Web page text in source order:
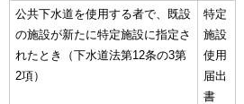
公共下水道を使用する者で、既設
の施設が新たに特定施設に指定さ
れたとき（下水道法第12条の3第
2項）
特定
施設
使用
届出
書